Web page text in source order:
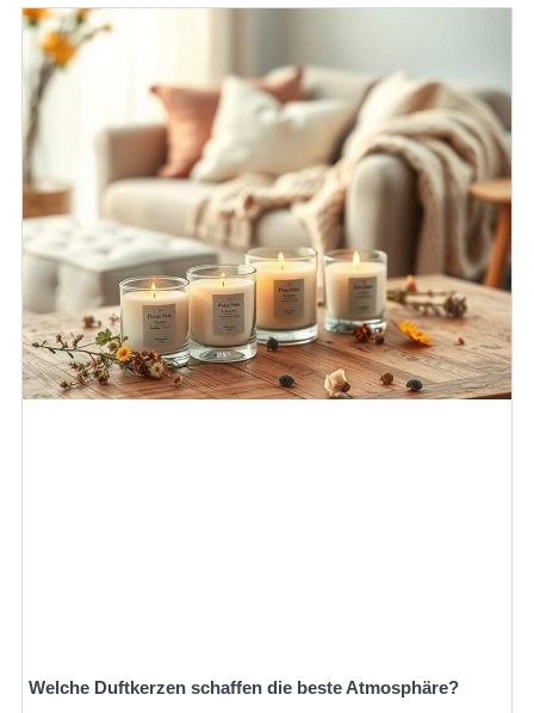
Welche Duftkerzen schaffen die beste Atmosphäre?